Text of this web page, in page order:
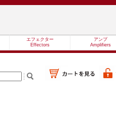
エフェクター
Effectors
アンプ
Amplifiers